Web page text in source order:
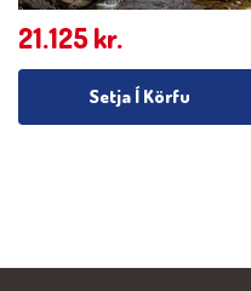
21.125 kr.
Setja Í Körfu